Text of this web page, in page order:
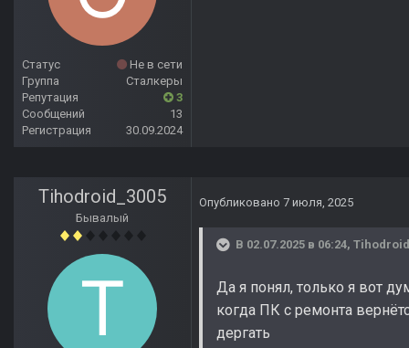
Статус
Не в сети
Группа
Сталкеры
Репутация
3
Сообщений
13
Регистрация
30.09.2024
Tihodroid_3005
Бывалый
Опубликовано 7 июля, 2025
В 02.07.2025 в 06:24,
Да я понял, только я вот
когда ПК с ремонта
дергать